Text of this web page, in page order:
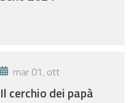
mar 01, ott
Il cerchio dei papà